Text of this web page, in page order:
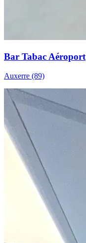
Bar Tabac Aéroport
Auxerre (89)